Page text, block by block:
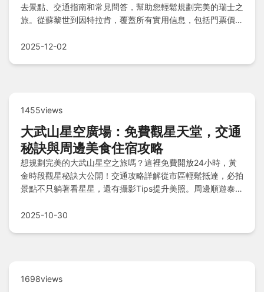
去景點、交通指南和常見問答，幫助您輕鬆規劃完美的瑞士之
旅。從蘇黎世到因特拉肯，覆蓋所有實用信息，包括門票價
有疑問。
2025-12-02
1455views
大武山星空廣場：免費觀星天堂，交通
秘訣與周邊美食住宿攻略
想規劃完美的大武山星空之旅嗎？這裡免費開放24小時，黃
金時段觀星秘訣大公開！交通攻略詳解從市區輕鬆抵達，必拍
景點不只躺著看星星，還有攝影Tips提升美照。周邊順遊泰武
下實惠旅館，美食必嘗萬巒豬腳、潮州冷熱冰。Q&A快速解
2025-10-30
1698views